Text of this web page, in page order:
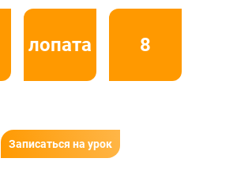
лопата 8
Записаться на урок